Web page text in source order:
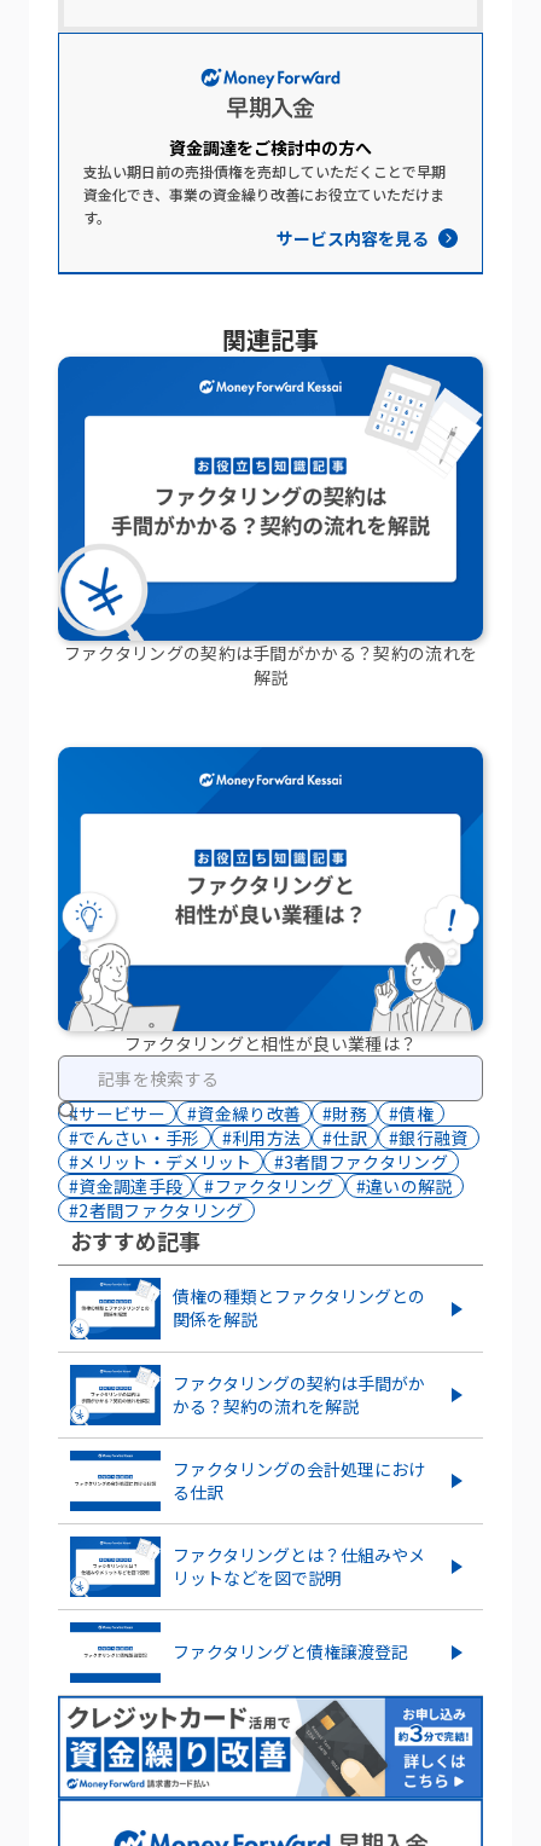
資金調達を​ご検討中の​方​へ​
支払い期日前の売掛債権を売却していただくことで早期
資金化でき、事業の資金繰り改善にお役立ていただけま
す。
サービス内容を見る
関連記事
ファクタリングの契約は手間がかかる？契約の流れを
解説
ファクタリングと相性が良い業種は？
#サービサー #資金繰り改善 #財務
#債権
#でんさい・手形
#利用方法 #仕訳
#銀行融資
#メリット・デメリット
#3者間ファクタリング
#資金調達手段
#ファクタリング
#違いの解説
#2者間ファクタリング
おすすめ記事
債権の種類とファクタリングとの
関係を解説
ファクタリングの契約は手間がか
かる？契約の流れを解説
ファクタリングの会計処理におけ
る仕訳
ファクタリングとは？仕組みやメ
リットなどを図で説明
ファクタリングと債権譲渡登記